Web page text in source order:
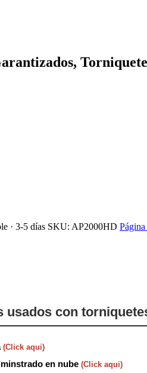
· 3-5 días SKU: AP2000HD
usados con
(Click aqui)
en nube (Click aqui)